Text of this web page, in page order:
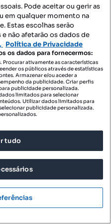
Pode aceitar ou gerir as
em qualquer momento na
Estas escolhas serão
não afetarão os dados de
Política de Privacidade
os dados para fornecermos:
ativamente as características
os públicos através de estatísticas
Armazenar e/ou aceder a
da publicidade. Criar perfis
publicidade personalizada.
limitados para selecionar
Utilizar dados limitados para
publicidade personalizada.
tudo